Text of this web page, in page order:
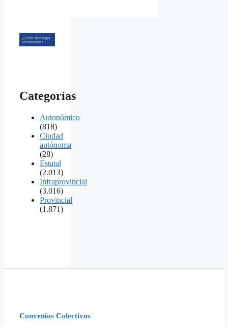
Categorías
Autonómico
(818)
Ciudad
autónoma
(28)
Estatal
(2.013)
Infraprovincial
(3.016)
Provincial
(1.871)
Convenios Colectivos